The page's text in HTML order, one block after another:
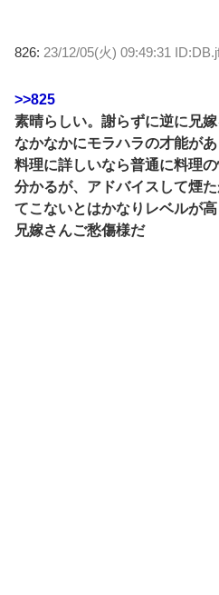
826: 23/12/05(火) 09:49:31
>>825
素晴らしい。謝らずに逆に兄嫁
なかなかにモラハラの才能があ
料理に詳しいなら普通に料理
分かるが、アドバイスして煙
てこないとはかなりレベルが高
兄嫁さんご愁傷様だ